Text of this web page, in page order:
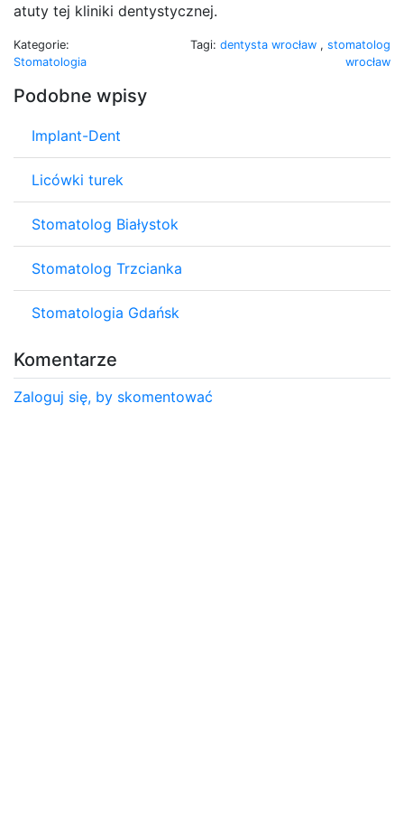
atuty tej kliniki dentystycznej.
Kategorie:
Stomatologia
Tagi: dentysta wrocław , stomatolog
wrocław
Podobne wpisy
Implant-Dent
Licówki turek
Stomatolog Białystok
Stomatolog Trzcianka
Stomatologia Gdańsk
Komentarze
Zaloguj się, by skomentować